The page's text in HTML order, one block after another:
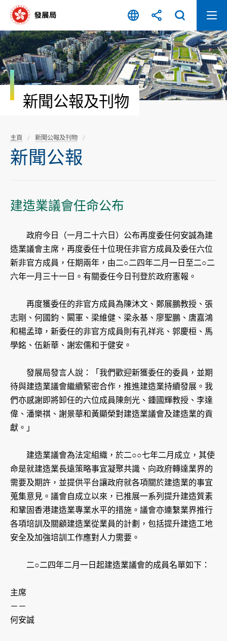
容
開
始
新聞公報及刊物
主頁 新聞公報及刊物
新聞公報
建造業議會任命公布
政府今日（一月二十六日）公布再度委任何安誠為建
造業議會主席，再度委任十位現任非官方成員及委任六位
新非官方成員，任期兩年，由二○二四年二月一日至二○二
六年一月三十一日。有關委任今日刊登於政府憲報。
再度獲委任的非官方成員為陳沐文、鄭展鵬教授、張
志剛、何國鈞、闞軍、梁維健、梁永基、廖聖鵬、唐嘉鴻
和楊孟璋，新委任的非官方成員則有孔祥兆、郭慶桓、馬
學銘、伍新華、謝宏儒和于健安。
發展局發言人說：「我們歡迎新獲委任的委員，並期
待與建造業議會繼續緊密合作，推進建造業持續發展。我
們亦感謝即將卸任的六位成員陳劍光、鍾國輝教授、李達
偉、潘樂祺、謝景華和黃顯榮對建造業議會及建造業的貢
獻。」
建造業議會為法定組織，於二○○七年二月成立，其使
命是就建造業長遠策略事宜凝聚共識、向政府轉達業界的
需要及期許，並提供平台讓政府就各項關於建造業的事宜
蒐集意見。議會自成立以來，已推展一系列提升建造質素
和鞏固香港建造業專業水平的措施。議會亦連繫業界推行
各項培訓及關顧建造業從業員的計劃，包括提升建造工地
安全及加強培訓工作應對人力需要。
二○二四年二月一日起建造業議會的成員名單如下：
主席
－－
何安誠